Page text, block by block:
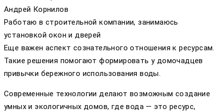
Андрей Корнилов
Работаю в строительной компании, занимаюсь
установкой окон и дверей
Еще важен аспект сознательного отношения к ресурсам.
Такие решения помогают формировать у домочадцев
привычки бережного использования воды.
Современные технологии делают возможным создание
умных и экологичных домов, где вода — это ресурс,